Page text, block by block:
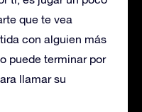
que te vea
con alguien más
puede terminar por
llamar su